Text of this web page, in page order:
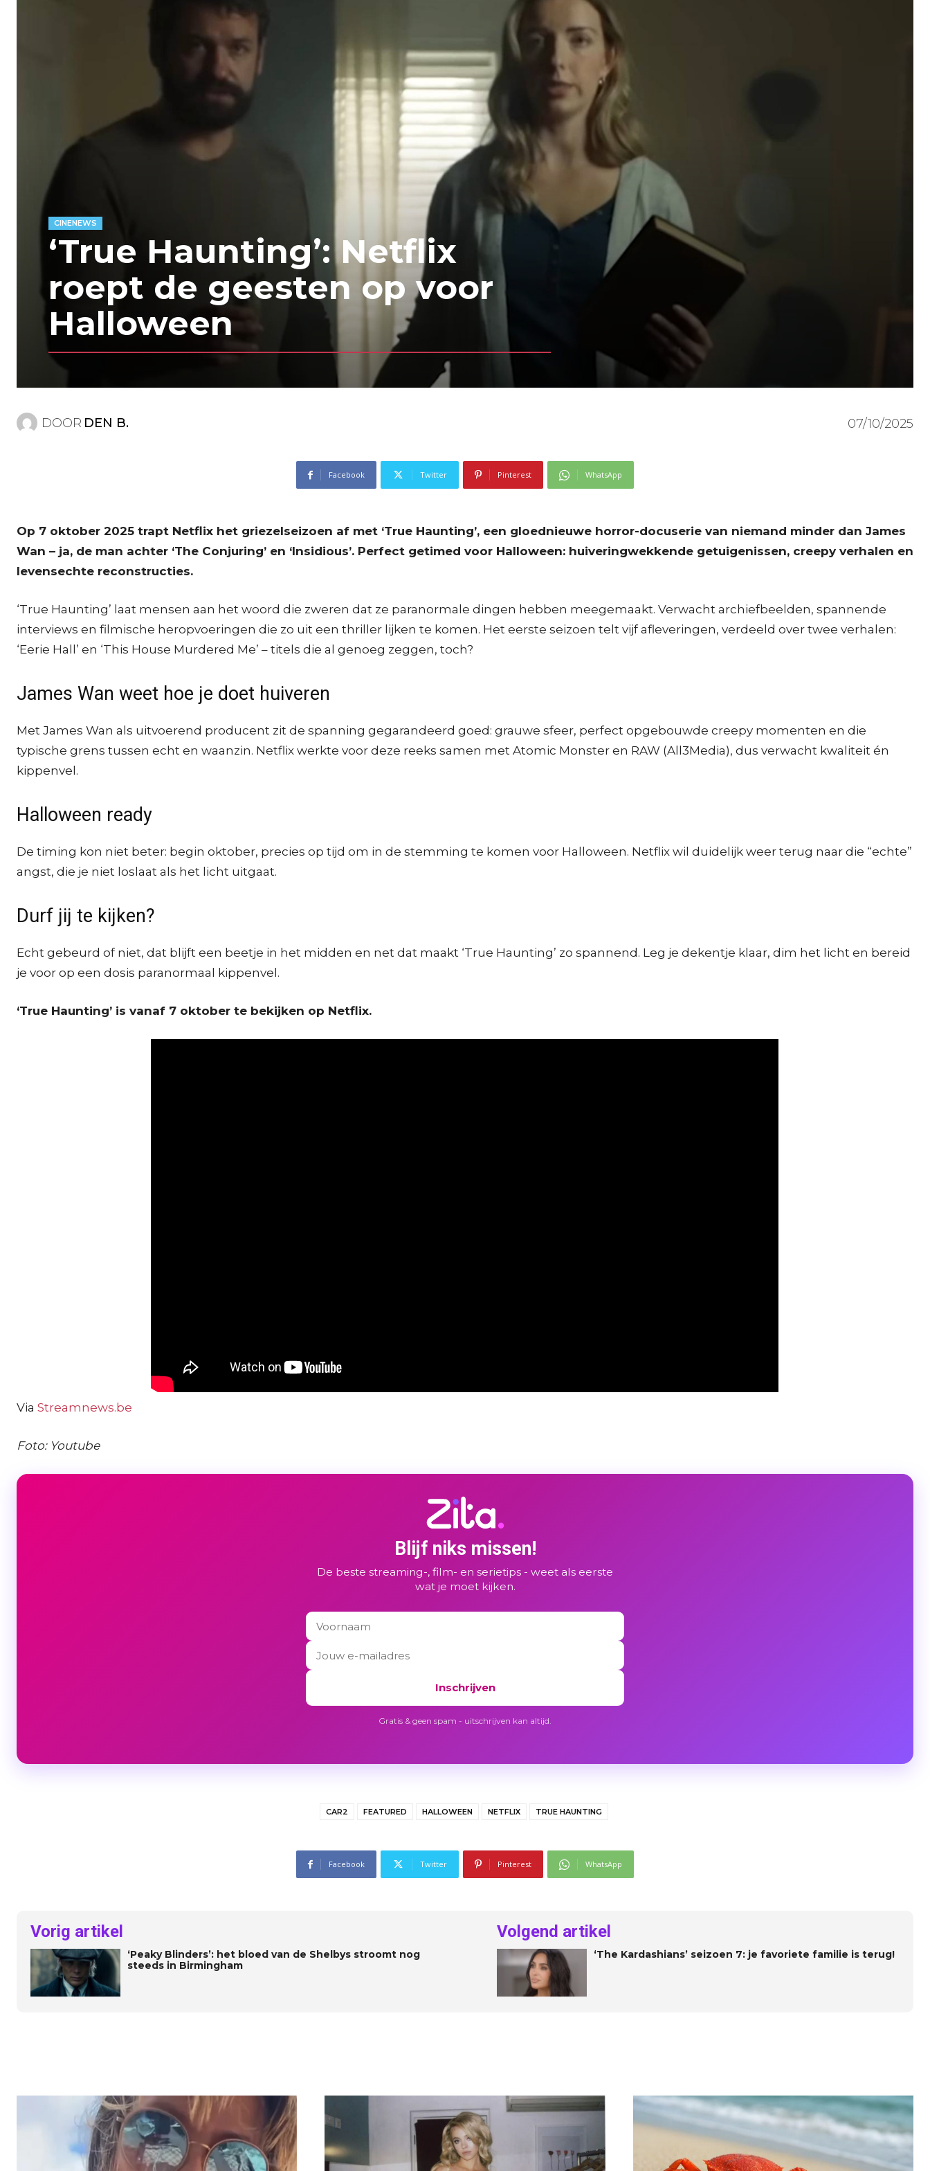
CINENEWS
‘True Haunting’: Netflix
roept de geesten op voor
Halloween
DOOR DEN B. 07/10/2025
Facebook Twitter Pinterest WhatsApp
Op 7 oktober 2025 trapt Netflix het griezelseizoen af met ‘True Haunting’, een gloednieuwe horror-docuserie van niemand minder dan James
Wan – ja, de man achter ‘The Conjuring’ en ‘Insidious’. Perfect getimed voor Halloween: huiveringwekkende getuigenissen, creepy verhalen en
levensechte reconstructies.
‘True Haunting’ laat mensen aan het woord die zweren dat ze paranormale dingen hebben meegemaakt. Verwacht archiefbeelden, spannende
interviews en filmische heropvoeringen die zo uit een thriller lijken te komen. Het eerste seizoen telt vijf afleveringen, verdeeld over twee verhalen:
‘Eerie Hall’ en ‘This House Murdered Me’ – titels die al genoeg zeggen, toch?
James Wan weet hoe je doet huiveren
Met James Wan als uitvoerend producent zit de spanning gegarandeerd goed: grauwe sfeer, perfect opgebouwde creepy momenten en die
typische grens tussen echt en waanzin. Netflix werkte voor deze reeks samen met Atomic Monster en RAW (All3Media), dus verwacht kwaliteit én
kippenvel.
Halloween ready
De timing kon niet beter: begin oktober, precies op tijd om in de stemming te komen voor Halloween. Netflix wil duidelijk weer terug naar die “echte”
angst, die je niet loslaat als het licht uitgaat.
Durf jij te kijken?
Echt gebeurd of niet, dat blijft een beetje in het midden en net dat maakt ‘True Haunting’ zo spannend. Leg je dekentje klaar, dim het licht en bereid
je voor op een dosis paranormaal kippenvel.
‘True Haunting’ is vanaf 7 oktober te bekijken op Netflix.
Via Streamnews.be
Foto: Youtube
Blijf niks missen!
De beste streaming-, film- en serietips - weet als eerste
wat je moet kijken.
Inschrijven
Gratis & geen spam - uitschrijven kan altijd.
CAR2 FEATURED HALLOWEEN NETFLIX TRUE HAUNTING
Facebook Twitter Pinterest WhatsApp
Vorig artikel
‘Peaky Blinders’: het bloed van de Shelbys stroomt nog
steeds in Birmingham
Volgend artikel
‘The Kardashians’ seizoen 7: je favoriete familie is terug!